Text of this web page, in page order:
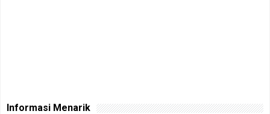
Informasi Menarik